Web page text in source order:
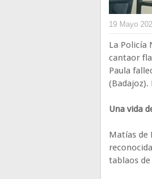
19 Mayo
La Policía
cantaor
Paula
(Badajoz).
Una vida
Matías de
tablaos